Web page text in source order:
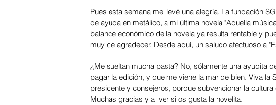
Pues esta semana me llevé una alegría. La fundación
de ayuda en metálico, a mi última novela "Aquella
balance económico de la novela ya resulta rentable y
muy de agradecer. Desde aquí, un saludo afectuoso a
¿Me sueltan mucha pasta? No, sólamente una ayudita
pagar la edición, y que me viene la mar de bien. Viva la
presidente y consejeros, porque subvencionar la
Muchas gracias y a  ver si os gusta la novelita.